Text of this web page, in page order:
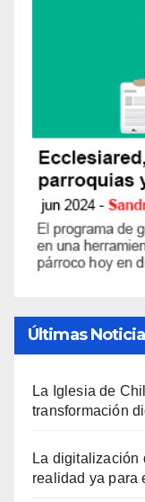
Últimas
La Iglesia de
transformación
La digitalización
realidad ya para